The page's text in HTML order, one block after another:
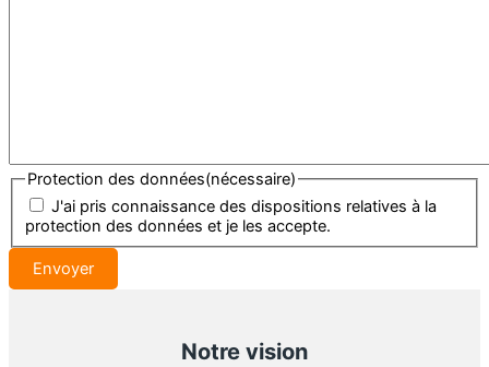
Protection des données(nécessaire)
J'ai pris connaissance des dispositions relatives à la
protection des données et je les accepte.
Notre vision